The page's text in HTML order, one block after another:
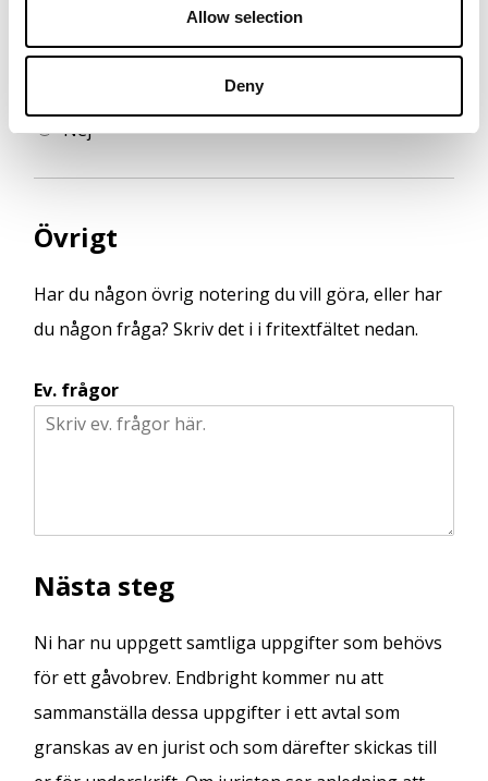
Allow selection
Deny
Vill ni att samboavtalet bevittnas?
Ja
Ja, men vi lägger till namnen för hand
Nej
Övrigt
Har du någon övrig notering du vill göra, eller har
du någon fråga? Skriv det i i fritextfältet nedan.
Ev. frågor
Nästa steg
Ni har nu uppgett samtliga uppgifter som behövs
för ett gåvobrev. Endbright kommer nu att
sammanställa dessa uppgifter i ett avtal som
granskas av en jurist och som därefter skickas till